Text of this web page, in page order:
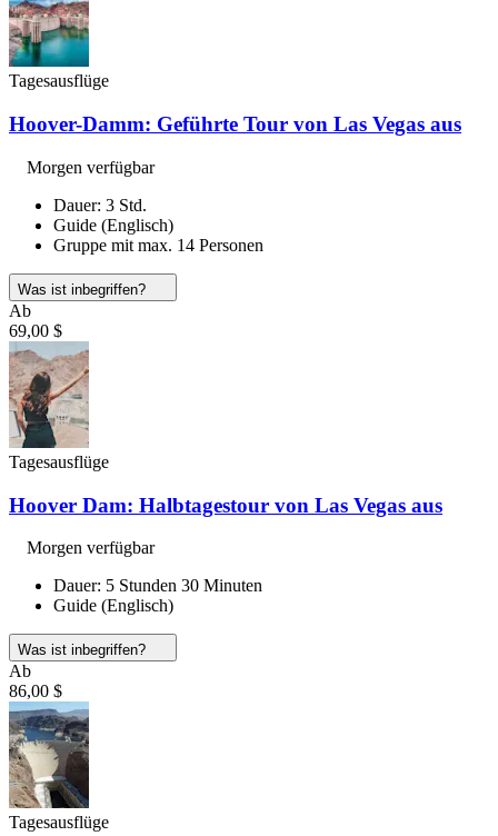
Tagesausflüge
Hoover-Damm: Geführte Tour von Las Vegas aus
Morgen verfügbar
Dauer: 3 Std.
Guide (Englisch)
Gruppe mit max. 14 Personen
Was ist inbegriffen?
Ab
69,00 $
Tagesausflüge
Hoover Dam: Halbtagestour von Las Vegas aus
Morgen verfügbar
Dauer: 5 Stunden 30 Minuten
Guide (Englisch)
Was ist inbegriffen?
Ab
86,00 $
Tagesausflüge